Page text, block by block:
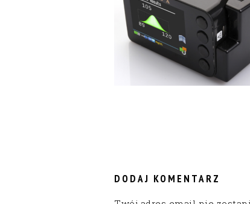
DODAJ KOMENTARZ